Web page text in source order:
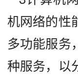
机网络的性
多功能服务
种服务，以